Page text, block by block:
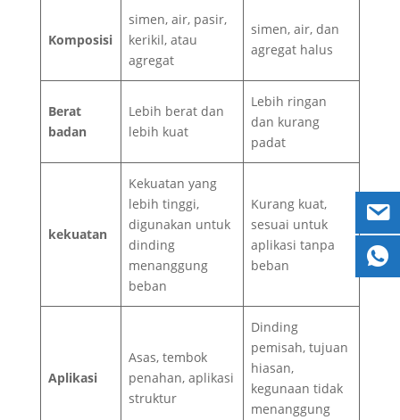
Komposisi
simen, air, pasir,
kerikil, atau
agregat
simen, air, dan
agregat halus
Berat
badan
Lebih berat dan
lebih kuat
Lebih ringan
dan kurang
padat
kekuatan
Kekuatan yang
lebih tinggi,
digunakan untuk
dinding
menanggung
beban
Kurang kuat,
sesuai untuk
aplikasi tanpa
beban
Aplikasi
Asas, tembok
penahan, aplikasi
struktur
Dinding
pemisah, tujuan
hiasan,
kegunaan tidak
menanggung